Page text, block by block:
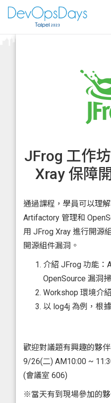
JFrog 工作
Xray 保障
通過課程，學員可以理
Artifactory 管理和
用 JFrog Xray 進行開源
開源組件漏洞。
介紹 JFrog 功能：
OpenSource 漏洞
Workshop 環境介紹
以 log4j 為例，根
歡迎對議題有興趣的夥
9/26(二) AM10:00 ~
(會議室 606)
※當天有到現場參加的